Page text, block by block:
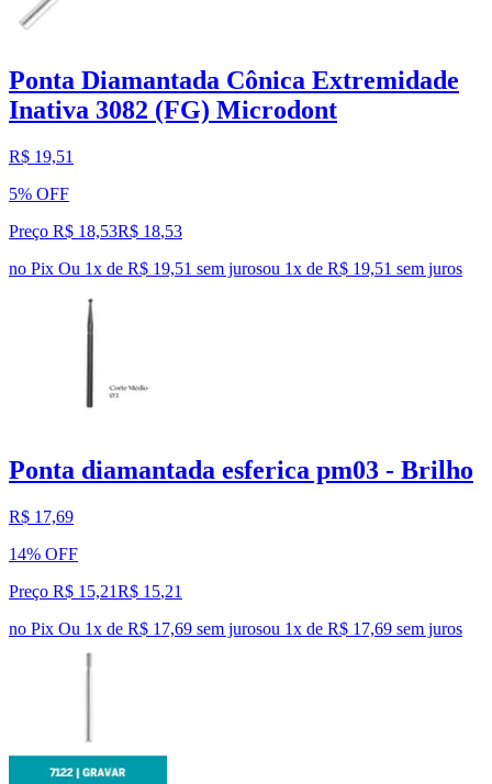
Ponta Diamantada Cônica Extremidade
Inativa 3082 (FG) Microdont
R$ 19,51
5% OFF
Preço R$ 18,53R$ 18,53
no Pix Ou 1x de R$ 19,51 sem jurosou 1x de R$ 19,51 sem juros
Ponta diamantada esferica pm03 - Brilho
R$ 17,69
14% OFF
Preço R$ 15,21R$ 15,21
no Pix Ou 1x de R$ 17,69 sem jurosou 1x de R$ 17,69 sem juros